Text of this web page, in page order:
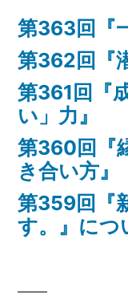
第363回『
第362回『
第361回『
い」力』
第360回『
き合い方』
第359回『
す。』につ